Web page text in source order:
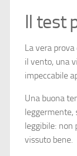
Il test
La vera
il vento, una
impeccabile
Una buona
leggermente,
leggibile:
vissuto bene.